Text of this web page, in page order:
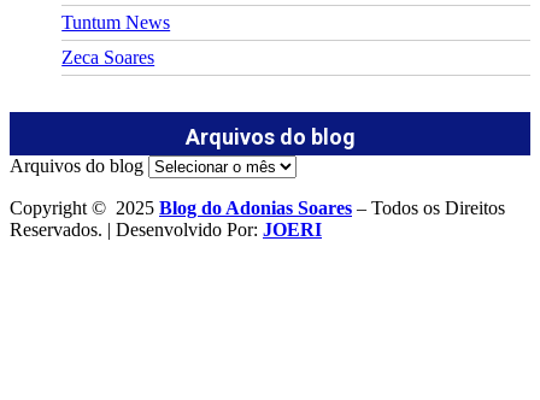
Tuntum News
Zeca Soares
Arquivos do blog
Arquivos do blog
Copyright © 2025 Blog do Adonias Soares – Todos os Direitos
Reservados. | Desenvolvido Por: JOERI